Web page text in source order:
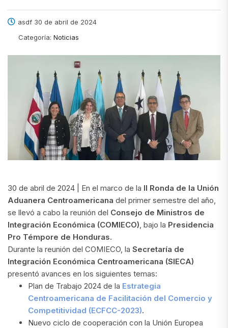
asdf 30 de abril de 2024
Categoría: Noticias
30 de abril de 2024 | En el marco de la II Ronda de la Unión
Aduanera Centroamericana del primer semestre del año,
se llevó a cabo la reunión del Consejo de Ministros de
Integración Económica (COMIECO) , bajo la Presidencia
Pro Témpore de Honduras.
Durante la reunión del COMIECO, la Secretaría de
Integración Económica Centroamericana (SIECA)
presentó avances en los siguientes temas:
Plan de Trabajo 2024 de la Estrategia
Centroamericana de Facilitación del Comercio y
Competitividad (ECFCC-2023).
Nuevo ciclo de cooperación con la Unión Europea